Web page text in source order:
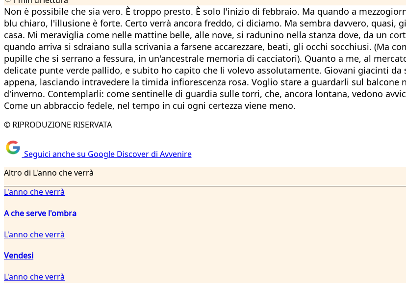
Non è possibile che sia vero. È troppo presto. È solo l'inizio di febbraio. Ma quando a
blu chiaro, l'illusione è forte. Certo verrà ancora freddo, ci diciamo. Ma sembra davvero, quasi,
casa. Mi meraviglia come nelle mattine belle, alle nove, si radunino nella stanza dove, da un
quando arriva si sdraiano sulla scrivania a farsene accarezzare, beati, gli occhi socchiusi. (Ma
pupille che si serrano a fessura, in un'ancestrale memoria di cacciatori). Quanto a me, al
delicate punte verde pallido, e subito ho capito che li volevo assolutamente. Giovani giacinti
appena, lasciando intravedere la timida infiorescenza rosa. Voglio stare a guardarli sul
d'inverno. Contemplarli: come sentinelle di guardia sulle torri, che, ancora lontana, vedono
Come un abbraccio fedele, nel tempo in cui ogni certezza viene meno.
© RIPRODUZIONE RISERVATA
Seguici anche su Google Discover di Avvenire
Altro di L'anno che verrà
L'anno che verrà
A che serve l'ombra
L'anno che verrà
Vendesi
L'anno che verrà